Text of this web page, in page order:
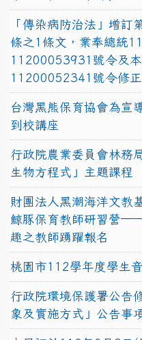
「傳染病防治法」增
條之1條文，業奉總統
11200053931號令及
11200052341號令修
台灣黑熊保育協會為宣
到校講座
行政院農業委員會林務
生物方程式」主題課程
財團法人黑潮海洋文教
鯨豚保育教師研習營
趣之教師踴躍報名
桃園市112學年度學生
行政院環境保護署公告
象及實施方式」公告事